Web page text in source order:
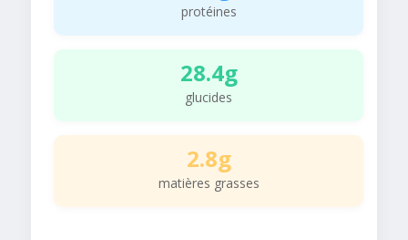
protéines
28.4g
glucides
2.8g
matières grasses